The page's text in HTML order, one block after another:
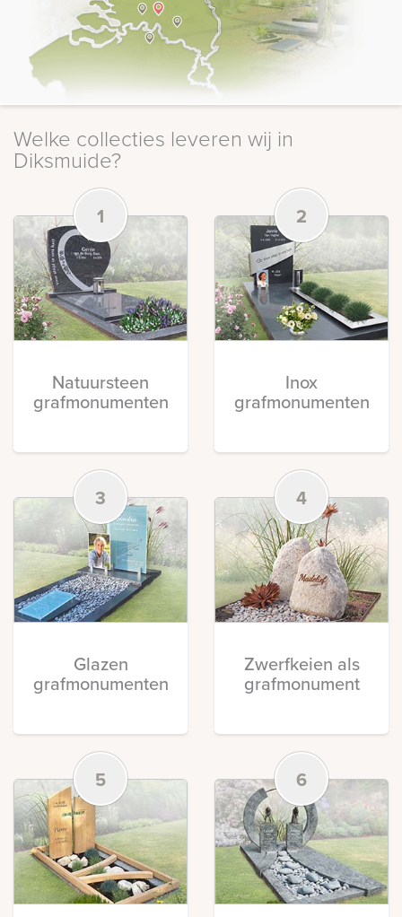
Welke collecties leveren wij in
Diksmuide?
1
Natuursteen
grafmonumenten
2
Inox
grafmonumenten
3
Glazen
grafmonumenten
4
Zwerfkeien als
grafmonument
5 6